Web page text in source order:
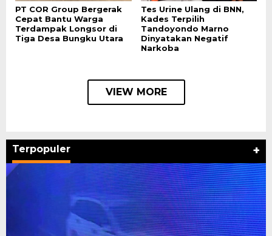
PT COR Group Bergerak
Cepat Bantu Warga
Terdampak Longsor di
Tiga Desa Bungku Utara
Tes Urine Ulang di BNN,
Kades Terpilih
Tandoyondo Marno
Dinyatakan Negatif
Narkoba
VIEW MORE
Terpopuler +